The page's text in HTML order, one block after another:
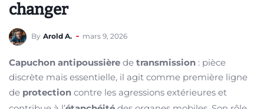
changer
By Arold A. mars 9, 2026
Capuchon antipoussière de transmission : pièce
discrète mais essentielle, il agit comme première ligne
de protection contre les agressions extérieures et